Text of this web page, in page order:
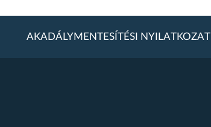
AKADÁLYMENTESÍTÉSI NYILATKOZAT